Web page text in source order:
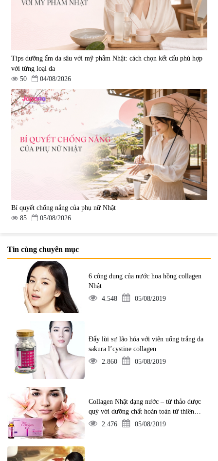
Tips dưỡng ẩm da sâu với mỹ phẩm Nhật: cách chọn kết cấu phù hợp
với từng loại da
50
04/08/2026
Bí quyết chống nắng của phụ nữ Nhật
85
05/08/2026
Tin cùng chuyên mục
6 công dụng của nước hoa hồng collagen
Nhật
4.548
05/08/2019
Đẩy lùi sự lão hóa với viên uống trắng da
sakura l’cystine collagen
2.860
05/08/2019
Collagen Nhật dạng nước – từ thảo dược
quý với dưỡng chất hoàn toàn từ thiên
nhiên2.476 05/08/2019